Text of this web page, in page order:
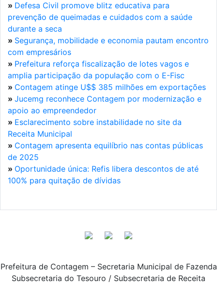
» Defesa Civil promove blitz educativa para
prevenção de queimadas e cuidados com a saúde
durante a seca
» Segurança, mobilidade e economia pautam encontro
com empresários
» Prefeitura reforça fiscalização de lotes vagos e
amplia participação da população com o E-Fisc
» Contagem atinge U$$ 385 milhões em exportações
» Jucemg reconhece Contagem por modernização e
apoio ao empreendedor
» Esclarecimento sobre instabilidade no site da
Receita Municipal
» Contagem apresenta equilíbrio nas contas públicas
de 2025
» Oportunidade única: Refis libera descontos de até
100% para quitação de dívidas
Prefeitura de Contagem – Secretaria Municipal de Fazenda
Subsecretaria do Tesouro / Subsecretaria de Receita